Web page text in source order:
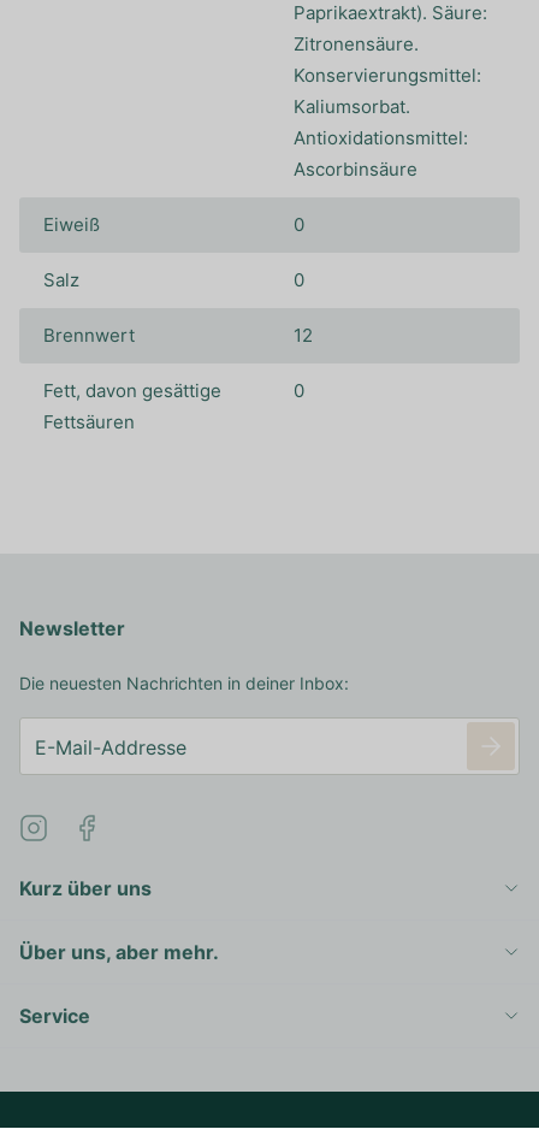
Paprikaextrakt). Säure:
Zitronensäure.
Konservierungsmittel:
Kaliumsorbat.
Antioxidationsmittel:
Ascorbinsäure
Eiweiß 0
Salz 0
Brennwert 12
Fett, davon gesättige
Fettsäuren
0
Kurz über uns
Über uns, aber mehr.
Service
Newsletter
Die neuesten Nachrichten in deiner Inbox:
Copyright 2016 - 2026 © Right Spirits Germany